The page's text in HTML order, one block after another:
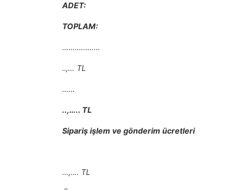
ADET:
TOPLAM:
………………
..,… TL
……
..,….. TL
Sipariş işlem ve gönderim ücretleri
…,…. TL